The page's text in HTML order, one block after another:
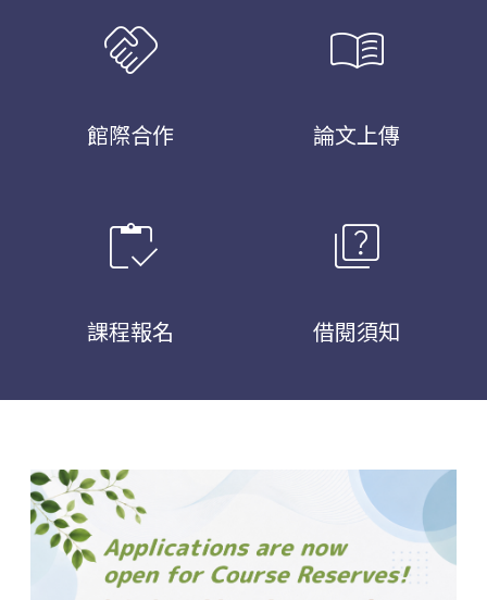
handshake
館際合作
menu_book
論文上傳
inventory
課程報名
quiz
借閱須知